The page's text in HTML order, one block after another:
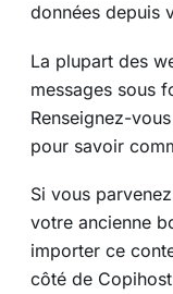
données depuis
La plupart des
messages sous
Renseignez-
pour savoir
Si vous
votre ancienne
importer ce
côté de